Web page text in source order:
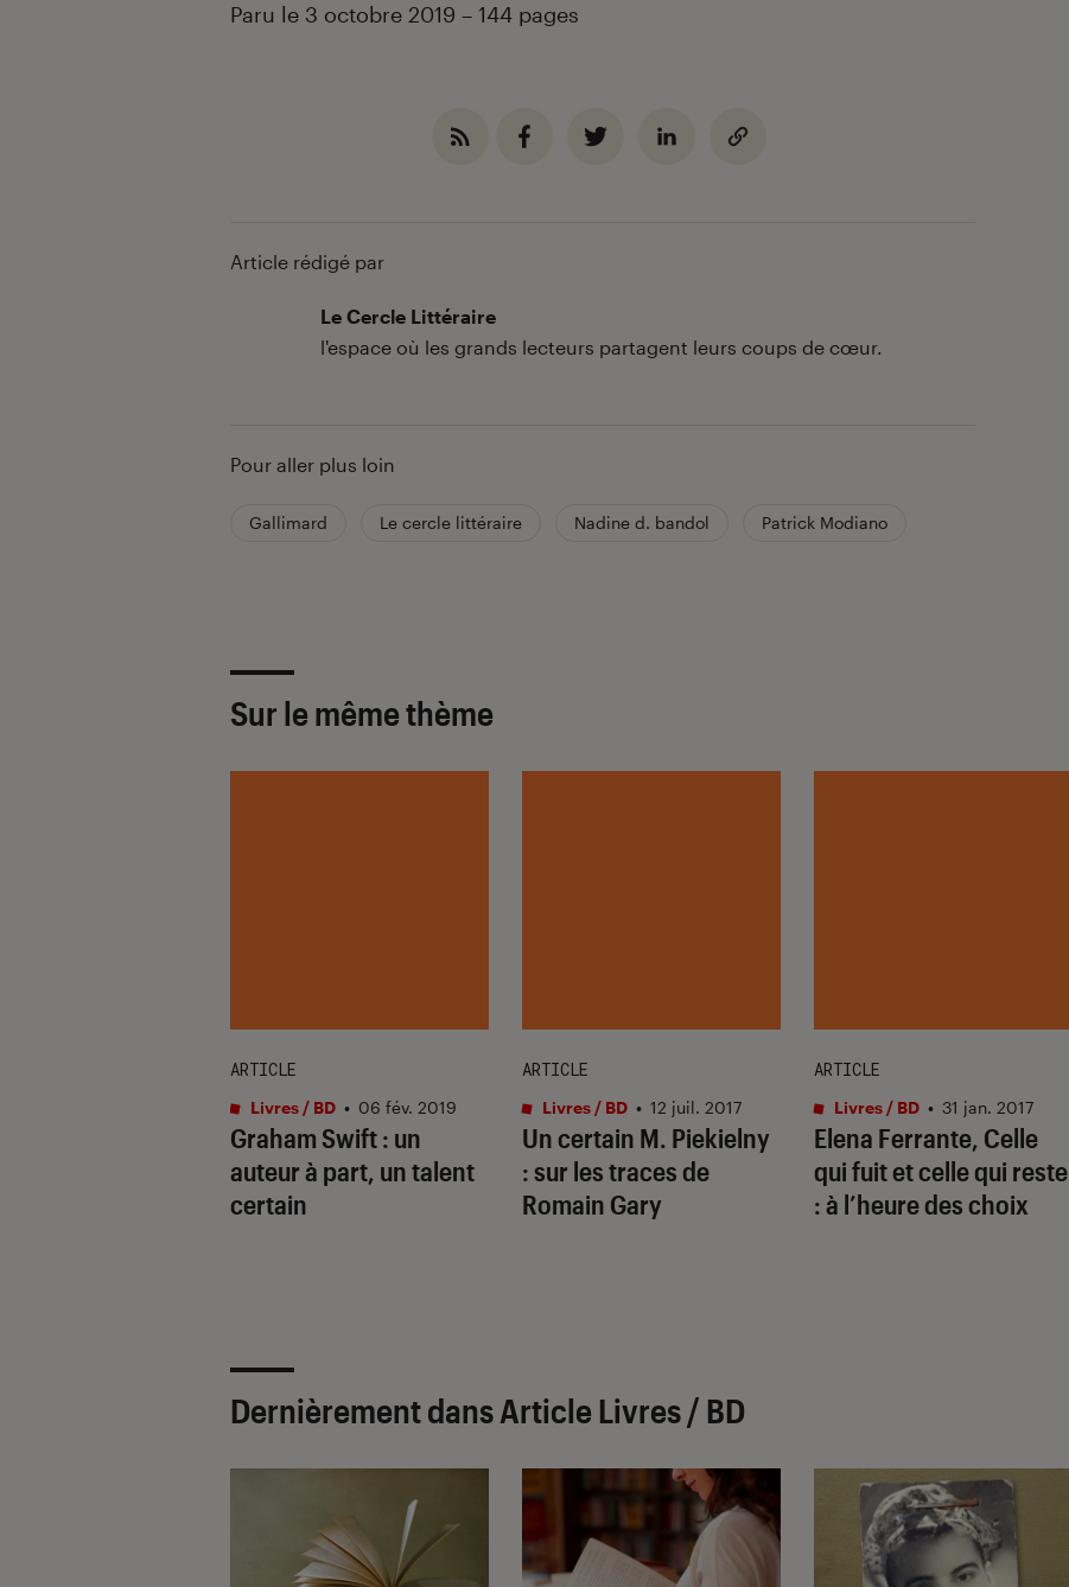
Paru le 3 octobre 2019 – 144 pages
Article rédigé par
Le Cercle Littéraire
l'espace où les grands lecteurs partagent leurs coups de cœur.
Pour aller plus loin
Gallimard Le cercle littéraire Nadine d. bandol Patrick Modiano
Sur le même thème
Graham Swift : un
auteur à part, un talent
certain
ARTICLE
Livres / BD • 06 fév. 2019
Un certain M. Piekielny
: sur les traces de
Romain Gary
ARTICLE
Livres / BD • 12 juil. 2017
Elena Ferrante, Celle
qui fuit et celle qui reste
: à l’heure des choix
ARTICLE
Livres / BD • 31 jan. 2017
Dernièrement dans Article Livres / BD